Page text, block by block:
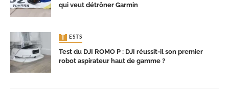
qui veut détrôner Garmin
TESTS
Test du DJI ROMO P : DJI réussit-il son premier
robot aspirateur haut de gamme ?